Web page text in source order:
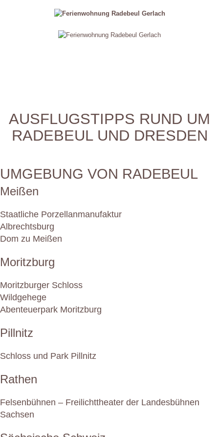
AUSFLUGSTIPPS RUND UM
RADEBEUL UND DRESDEN
UMGEBUNG VON RADEBEUL
Meißen
Staatliche Porzellanmanufaktur
Albrechtsburg
Dom zu Meißen
Moritzburg
Moritzburger Schloss
Wildgehege
Abenteuerpark Moritzburg
Pillnitz
Schloss und Park Pillnitz
Rathen
Felsenbühnen – Freilichttheater der Landesbühnen
Sachsen